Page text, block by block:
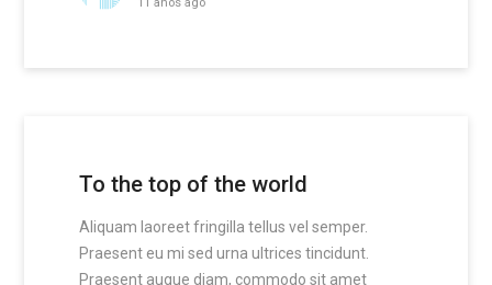
To the top of the world
Aliquam laoreet fringilla tellus vel semper.
Praesent eu mi sed urna ultrices tincidunt.
Praesent augue diam, commodo sit amet